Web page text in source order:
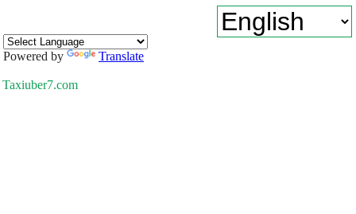
Powered by Translate
Taxiuber7.com